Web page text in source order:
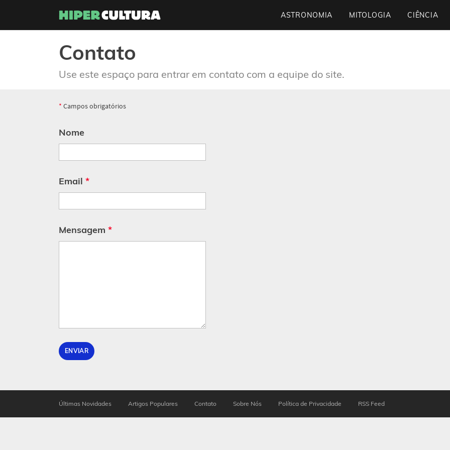
ASTRONOMIA MITOLOGIA CIÊNCIA
Contato
Use este espaço para entrar em contato com a equipe do site.
* Campos obrigatórios
Nome
Email *
Mensagem *
ENVIAR
Últimas Novidades Artigos Populares Contato Sobre Nós Política de Privacidade RSS Feed